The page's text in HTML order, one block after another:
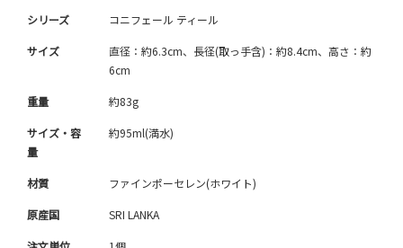
シリーズ コニフェール ティール
サイズ
直径：約6.3cm、長径(取っ手含)：約8.4cm、高さ：約
6cm
重量 約83g
サイズ・容
量
約95ml(満水)
材質 ファインポーセレン(ホワイト)
原産国 SRI LANKA